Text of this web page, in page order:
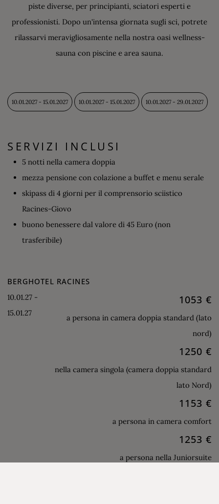
piste diverse, per principianti, sciatori esperti e
professionisti. Dopo un'intensa giornata sugli sci, potrete
rilassarvi meravigliosamente nella nostra oasi wellness-
sauna con piscine e area sauna.
10.01.2027 - 15.01.2027 10.01.2027 - 15.01.2027 10.01.2027 - 29.01.2027
SERVIZI INCLUSI
5 notti nella camera doppia
mezza pensione con colazione a buffet e menu serale
skipass di 4 giorni per il comprensorio sciistico
Racines-Giovo
buono benessere dal valore di 45 Euro (non
trasferibile)
BERGHOTEL RACINES
10.01.27 -
15.01.27
1053 €
a persona in camera doppia standard (lato
nord)
1250 €
nella camera singola (camera doppia standard
lato Nord)
1153 €
a persona in camera comfort
1253 €
a persona nella Juniorsuite